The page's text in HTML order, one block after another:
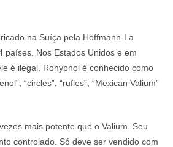
na Suíça pela Hoffmann-La
países. Nos Estados Unidos e em
é ilegal. Rohypnol é conhecido como
“circles”, “rufies”, “Mexican Valium”
mais potente que o Valium. Seu
controlado. Só deve ser vendido com